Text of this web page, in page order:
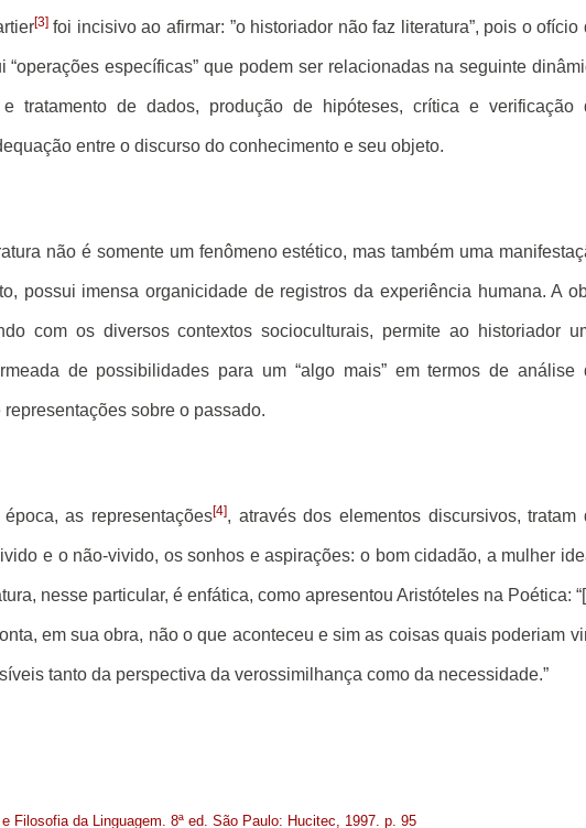
[3]foi incisivo ao afirmar: ”o historiador não faz literatura”, pois o ofício
“operações específicas” que podem ser relacionadas na seguinte
e tratamento de dados, produção de hipóteses, crítica e verificação
entre o discurso do conhecimento e seu objeto.
não é somente um fenômeno estético, mas também uma
possui imensa organicidade de registros da experiência humana. A
com os diversos contextos socioculturais, permite ao historiador
de possibilidades para um “algo mais” em termos de análise
sobre o passado.
as representações[4], através dos elementos discursivos, tratam
e o não-vivido, os sonhos e aspirações: o bom cidadão, a mulher
nesse particular, é enfática, como apresentou Aristóteles na Poética:
em sua obra, não o que aconteceu e sim as coisas quais poderiam
tanto da perspectiva da verossimilhança como da necessidade.”
Filosofia da Linguagem. 8ª ed. São Paulo: Hucitec, 1997. p. 95